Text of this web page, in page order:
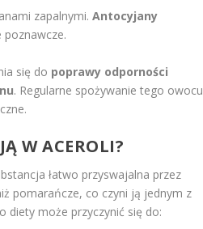
zapalnymi.Antocyjany
się do poprawy odporności
. Regularne spożywanie tego owocu
W ACEROLI?
łatwo przyswajalna przez
pomarańcze, co czyni ją jednym z
diety może przyczynić się do: